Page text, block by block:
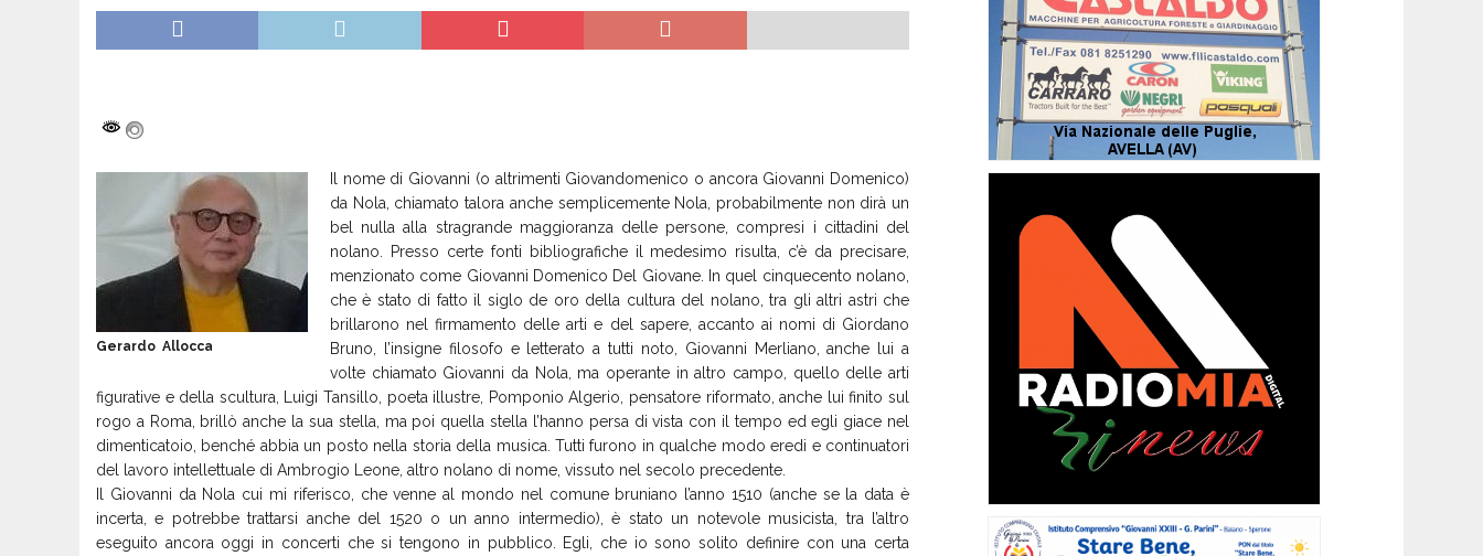
Gerardo Allocca
Il nome di Giovanni (o altrimenti Giovandomenico o ancora Giovanni Domenico)
da Nola, chiamato talora anche semplicemente Nola, probabilmente non dirà un
bel nulla alla stragrande maggioranza delle persone, compresi i cittadini del
nolano. Presso certe fonti bibliografiche il medesimo risulta, c’è da precisare,
menzionato come Giovanni Domenico Del Giovane. In quel cinquecento nolano,
che è stato di fatto il siglo de oro della cultura del nolano, tra gli altri astri che
brillarono nel firmamento delle arti e del sapere, accanto ai nomi di Giordano
Bruno, l’insigne filosofo e letterato a tutti noto, Giovanni Merliano, anche lui a
volte chiamato Giovanni da Nola, ma operante in altro campo, quello delle arti
figurative e della scultura, Luigi Tansillo, poeta illustre, Pomponio Algerio, pensatore riformato, anche lui finito sul
rogo a Roma, brillò anche la sua stella, ma poi quella stella l’hanno persa di vista con il tempo ed egli giace nel
dimenticatoio, benché abbia un posto nella storia della musica. Tutti furono in qualche modo eredi e continuatori
del lavoro intellettuale di Ambrogio Leone, altro nolano di nome, vissuto nel secolo precedente.
Il Giovanni da Nola cui mi riferisco, che venne al mondo nel comune bruniano l’anno 1510 (anche se la data è
incerta, e potrebbe trattarsi anche del 1520 o un anno intermedio), è stato un notevole musicista, tra l’altro
eseguito ancora oggi in concerti che si tengono in pubblico. Egli, che io sono solito definire con una certa